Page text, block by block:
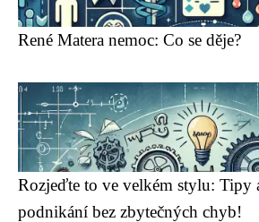
René Matera nemoc: Co se děje?
Rozjeďte to ve velkém stylu: Tipy
podnikání bez zbytečných chyb!